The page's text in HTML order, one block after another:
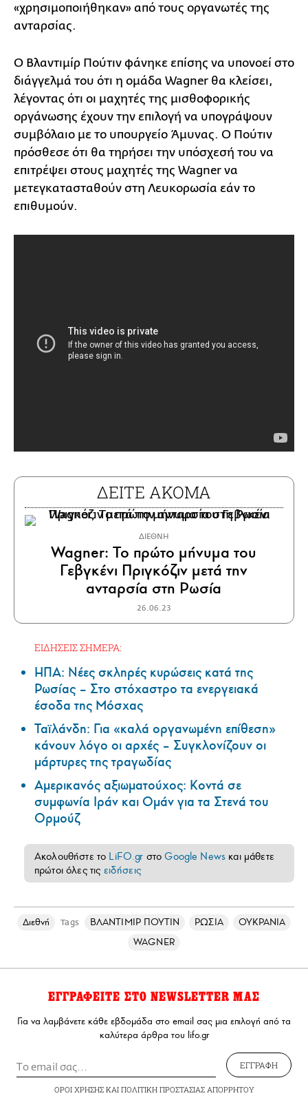
«χρησιμοποιήθηκαν» από τους οργανωτές της
ανταρσίας.
Ο Βλαντιμίρ Πούτιν φάνηκε επίσης να υπονοεί στο
διάγγελμά του ότι η ομάδα Wagner θα κλείσει,
λέγοντας ότι οι μαχητές της μισθοφορικής
οργάνωσης έχουν την επιλογή να υπογράψουν
συμβόλαιο με το υπουργείο Άμυνας. Ο Πούτιν
πρόσθεσε ότι θα τηρήσει την υπόσχεσή του να
επιτρέψει στους μαχητές της Wagner να
μετεγκατασταθούν στη Λευκορωσία εάν το
επιθυμούν.
ΔΕΙΤΕ ΑΚΟΜΑ
ΔΙΕΘΝΗ
Wagner: Το πρώτο μήνυμα του
Γεβγκένι Πριγκόζιν μετά την
ανταρσία στη Ρωσία
26.06.23
ΕΙΔΗΣΕΙΣ ΣΗΜΕΡΑ:
ΗΠΑ: Nέες σκληρές κυρώσεις κατά της
Ρωσίας – Στο στόχαστρο τα ενεργειακά
έσοδα της Μόσχας
Ταϊλάνδη: Για «καλά οργανωμένη επίθεση»
κάνουν λόγο οι αρχές – Συγκλονίζουν οι
μάρτυρες της τραγωδίας
Αμερικανός αξιωματούχος: Κοντά σε
συμφωνία Ιράν και Ομάν για τα Στενά του
Ορμούζ
Ακολουθήστε το LiFO.gr στοGoogle News και μάθετε
πρώτοι όλες τις ειδήσεις
Διεθνή Tags ΒΛΑΝΤΙΜΙΡ ΠΟΥΤΙΝ ΡΩΣΙΑ
ΟΥΚΡΑΝΙΑ
WAGNER
ΕΓΓΡΑΦΕΙΤΕ ΣΤΟ NEWSLETTER ΜΑΣ
Για να λαμβάνετε κάθε εβδομάδα στο email σας μια επιλογή από τα
καλύτερα άρθρα του lifo.gr
ΕΓΓΡΑΦΗ
ΟΡΟΙ ΧΡΗΣΗΣΚΑΙ ΠΟΛΙΤΙΚΗ ΠΡΟΣΤΑΣΙΑΣ ΑΠΟΡΡΗΤΟΥ